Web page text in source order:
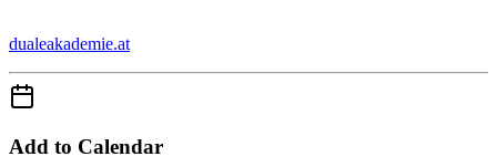
dualeakademie.at
Add to Calendar